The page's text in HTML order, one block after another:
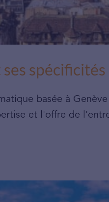
spécificités
basée à
et l'offre de